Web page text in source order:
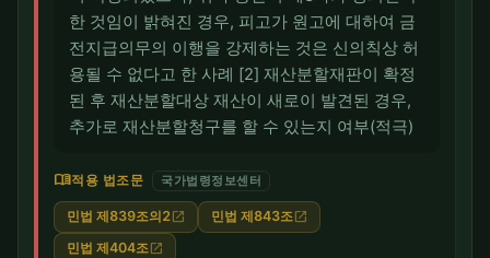
한 것임이 밝혀진 경우, 피고가 원고에 대하여 금
전지급의무의 이행을 강제하는 것은 신의칙상 허
용될 수 없다고 한 사례 [2] 재산분할재판이 확정
된 후 재산분할대상 재산이 새로이 발견된 경우,
추가로 재산분할청구를 할 수 있는지 여부(적극)
menu_book적용 법조문 국가법령정보센터
민법 제839조의2 open_in_new 민법 제843조 open_in_new
민법 제404조 open_in_new